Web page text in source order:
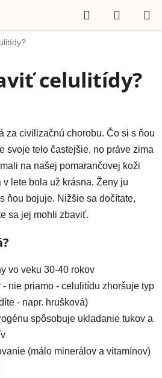
Hľadať
KOŠÍK
celulitídy?
za civilizačnú chorobu. Čo si s ňou
svoje telo častejšie, no práve zima
na našej pomarančovej koži
lete bola už krásna. Ženy ju
ňou bojuje. Nižšie sa dočítate,
sa jej mohli zbaviť.
vo veku 30-40 rokov
nie priamo - celulitídu zhoršuje typ
- napr. hrušková)
spôsobuje ukladanie tukov a
(málo minerálov a vitamínov)